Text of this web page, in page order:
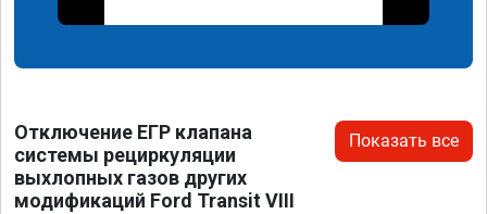
Отключение ЕГР клапана
системы рециркуляции
выхлопных газов других
модификаций Ford Transit VIII
Показать все